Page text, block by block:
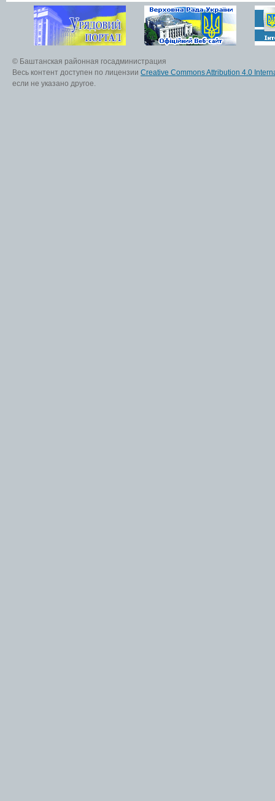
© Баштанская районная госадминистрация
Весь контент доступен по лицензии Creative Commons Attribution 4.0
если не указано другое.